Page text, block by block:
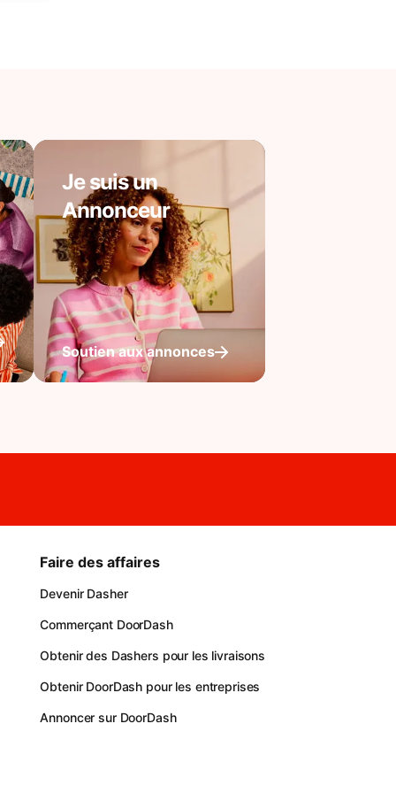
Je suis un
Annonceur
Soutien aux annonces
Faire des affaires
Devenir Dasher
Commerçant DoorDash
Obtenir des Dashers pour les livraisons
Obtenir DoorDash pour les entreprises
Annoncer sur DoorDash